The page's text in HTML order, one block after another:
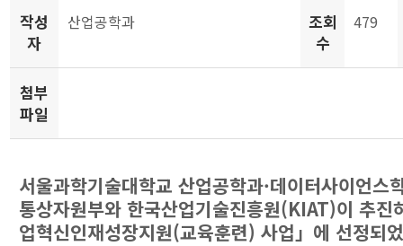
작성
자
산업공학과
조회
수
479
첨부
파일
서울과학기술대학교 산업공학과·데이터사이언스
통상자원부와 한국산업기술진흥원(KIAT)이 추진
업혁신인재성장지원(교육훈련) 사업」에 선정되